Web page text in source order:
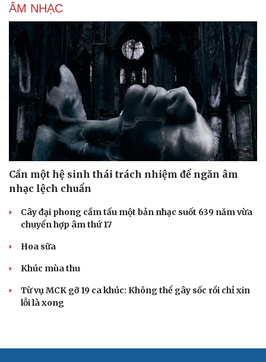
Cải chính
ÂM NHẠC
Cần một hệ sinh thái trách nhiệm để ngăn âm
nhạc lệch chuẩn
Cây đại phong cầm tấu một bản nhạc suốt 639 năm vừa
chuyển hợp âm thứ 17
Hoa sữa
Khúc mùa thu
Từ vụ MCK gỡ 19 ca khúc: Không thể gây sốc rồi chỉ xin
lỗi là xong